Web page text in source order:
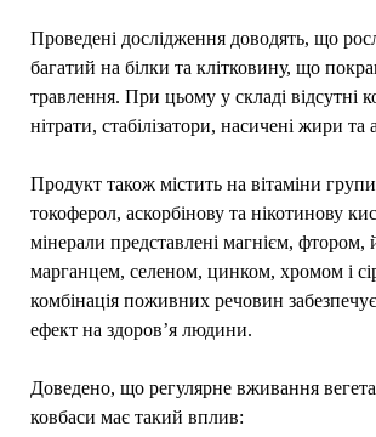
Проведені дослідження доводять, що
багатий на білки та клітковину, що
травлення. При цьому у складі відсутні
нітрати, стабілізатори, насичені жири та
Продукт також містить на вітаміни
токоферол, аскорбінову та нікотинову
мінерали представлені магнієм, фтором,
марганцем, селеном, цинком, хромом і
комбінація поживних речовин
ефект на здоров’я людини.
Доведено, що регулярне вживання
ковбаси має такий вплив: